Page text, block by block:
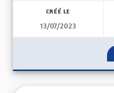
CRÉÉ LE
13/07/2023